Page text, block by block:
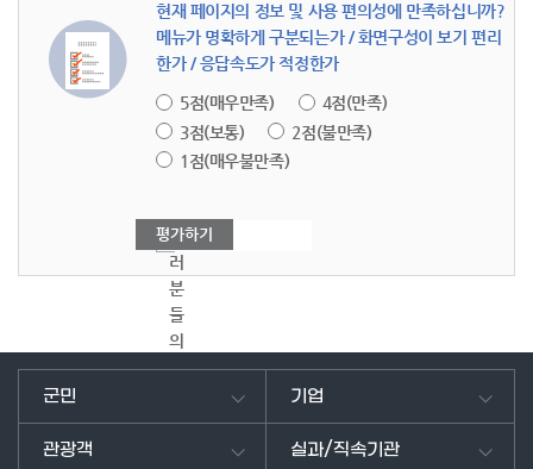
현재 페이지의 정보 및 사용 편의성에 만족하십니까?
메뉴가 명확하게 구분되는가 / 화면구성이 보기 편리
한가 / 응답속도가 적정한가
5점(매우만족)
4점(만족)
3점(보통)
2점(불만족)
1점(매우불만족)
여
러
분
들
의
의
을
군민 기업
관광객 실과/직속기관